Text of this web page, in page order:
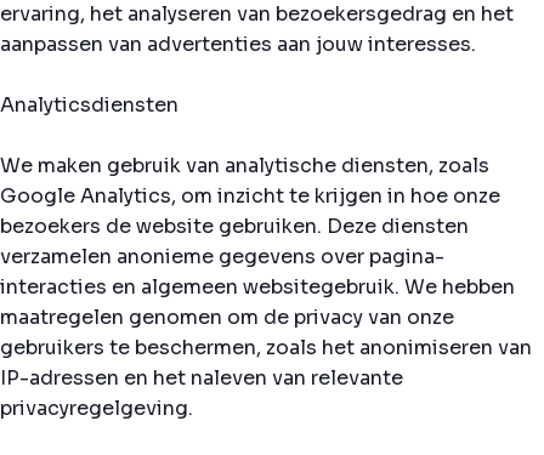
ervaring, het analyseren van bezoekersgedrag en het
aanpassen van advertenties aan jouw interesses.
Analyticsdiensten
We maken gebruik van analytische diensten, zoals
Google Analytics, om inzicht te krijgen in hoe onze
bezoekers de website gebruiken. Deze diensten
verzamelen anonieme gegevens over pagina-
interacties en algemeen websitegebruik. We hebben
maatregelen genomen om de privacy van onze
gebruikers te beschermen, zoals het anonimiseren van
IP-adressen en het naleven van relevante
privacyregelgeving.